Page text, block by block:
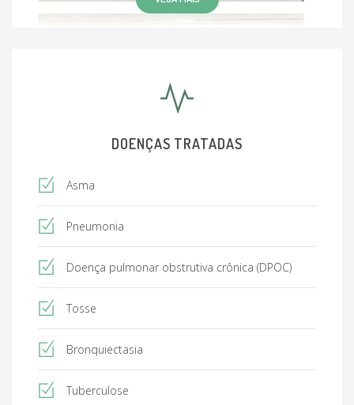
DOENÇAS TRATADAS
Asma
Pneumonia
Doença pulmonar obstrutiva crônica (DPOC)
Tosse
Bronquiectasia
Tuberculose